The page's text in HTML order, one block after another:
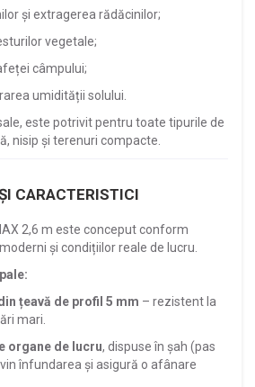
și extragerea rădăcinilor;
vegetale;
câmpului;
umidității solului.
este potrivit pentru toate tipurile de
nisip și terenuri compacte.
CARACTERISTICI
2,6 m este conceput conform
și condițiilor reale de lucru.
țeavă de profil 5 mm – rezistent la
mari.
organe de lucru, dispuse în șah (pas
înfundarea și asigură o afânare